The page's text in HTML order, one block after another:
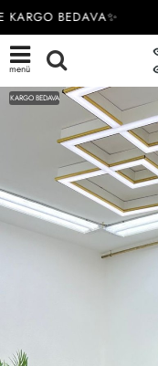
BEDAVA✨
menü
KARGO BEDAVA